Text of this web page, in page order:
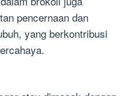
pencernaan dan
yang berkontribusi